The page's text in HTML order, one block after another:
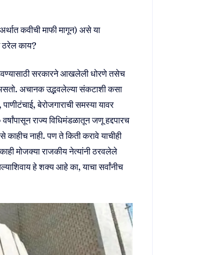
कवीची माफी मागून) असे या
ठरेल काय?
सरकारने आखलेली धोरणे तसेच
असतो. अचानक उद्भवलेल्या संकटाशी कसा
बेरोजगाराची समस्या यावर
राज्य विधिमंडळातून जणू हद्दपारच
नाही. पण ते किती करावे याचीही
मोजक्या राजकीय नेत्यांनी ठरवलेले
हे शक्य आहे का, याचा सर्वांनीच